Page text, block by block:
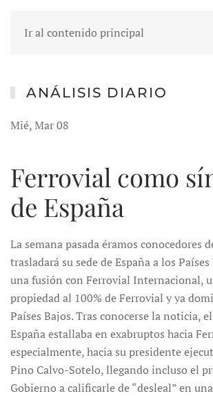
Ir al contenido principal
ANÁLISIS DIARIO
Mié, Mar 08
Ferrovial como
de España
La semana pasada éramos conocedores
trasladará su sede de España a los
una fusión con Ferrovial Internacional,
propiedad al 100% de Ferrovial y ya
Países Bajos. Tras conocerse la noticia,
España estallaba en exabruptos hacia
especialmente, hacia su presidente
Pino Calvo-Sotelo, llegando incluso el
Gobierno a calificarle de “desleal” en